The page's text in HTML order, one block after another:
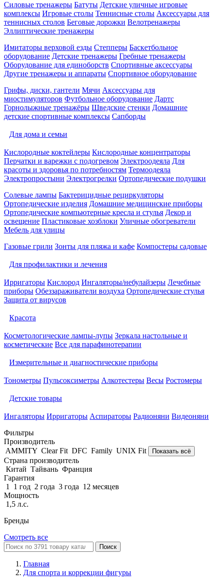
Силовые тренажеры Батуты Детские уличные игровые
комплексы Игровые столы Теннисные столы Аксессуары для
теннисных столов Беговые дорожки Велотренажеры
Эллиптические тренажеры
Имитаторы верховой езды Степперы Баскетбольное
оборудование Детские тренажеры Гребные тренажеры
Оборудование для единоборств Спортивные аксессуары
Другие тренажеры и аппараты Спортивное оборудование
Грифы, диски, гантели Мячи Аксессуары для
миостимуляторов Футбольное оборудование Дартс
Горнолыжные тренажёры Шведские стенки Домашние
детские спортивные комплексы Сапборды
Для дома и семьи
Кислородные коктейлеры Кислородные концентраторы
Перчатки и варежки с подогревом Электроодеяла Для
красоты и здоровья по потребностям Термоодеяла
Электропростыни Электрогрелки Ортопедические подушки
Солевые лампы Бактерицидные рециркуляторы
Ортопедические изделия Домашние медицинские приборы
Ортопедические компьютерные кресла и стулья Декор и
освещение Пластиковые хозблоки Уличные обогреватели
Мебель для улицы
Газовые грили Зонты для пляжа и кафе Компостеры садовые
Для профилактики и лечения
Ирригаторы Кислород Ингаляторы/небулайзеры Лечебные
приборы Обеззараживатели воздуха Ортопедические стулья
Защита от вирусов
Красота
Косметологические лампы-лупы Зеркала настольные и
косметические Все для парафинотерапии
Измерительные и диагностические приборы
Тонометры Пульсоксиметры Алкотестеры Весы Ростомеры
Детские товары
Ингаляторы Ирригаторы Аспираторы Радионяни Видеоняни
Фильтры
Производитель
AMMITY Clear Fit DFC Family UNIX Fit Показать всё
Страна производитель
Китай Тайвань Франция
Гарантия
1
1 год 2 года 3 года 12 месяцев
Мощность
1,5 л.с.
Бренды
Смотреть все
Поиск
Главная
Для спорта и коррекции фигуры